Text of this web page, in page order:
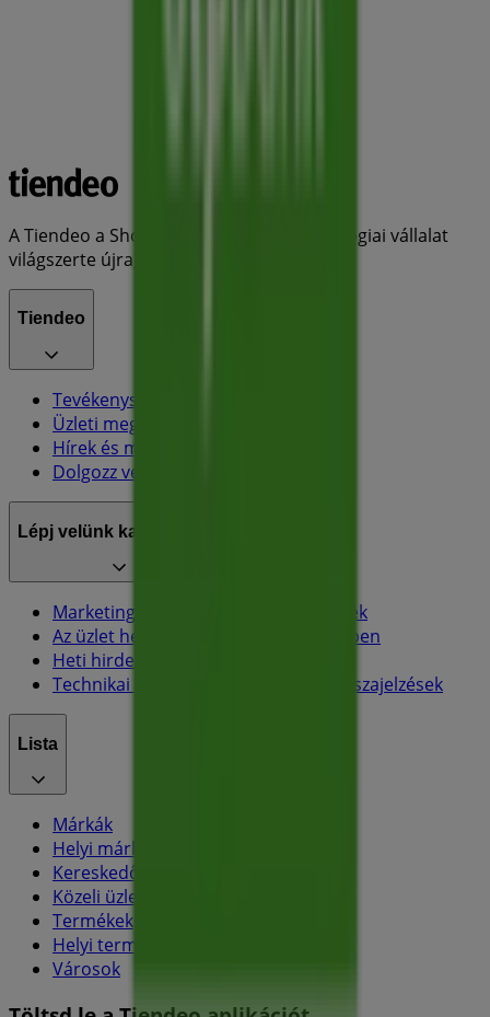
A Tiendeo a Shopfully része - ez a technológiai vállalat
világszerte újragondolja a helyi vásárlást.
Tiendeo
Tevékenységeink
Üzleti megoldások
Hírek és média
Dolgozz velünk
Lépj velünk kapcsolatba
Marketing és üzleti célú megkeresések
Az üzlet helytelenül található a térképen
Heti hirdetési visszajelzés
Technikai problémák és általános visszajelzések
Lista
Márkák
Helyi márkák
Kereskedők
Közeli üzletek
Termékek
Helyi termékek
Városok